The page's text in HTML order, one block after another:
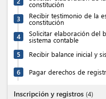
constitución
3
Recibir testimonio de la
constitución
4
Solicitar elaboración del
sistema contable
5
Recibir balance inicial y
6 Pagar derechos de
Inscripción y registros (4)